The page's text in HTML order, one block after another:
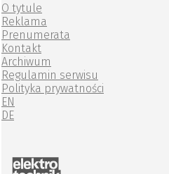
O tytule
Reklama
Prenumerata
Kontakt
Archiwum
Regulamin serwisu
Polityka prywatności
EN
DE